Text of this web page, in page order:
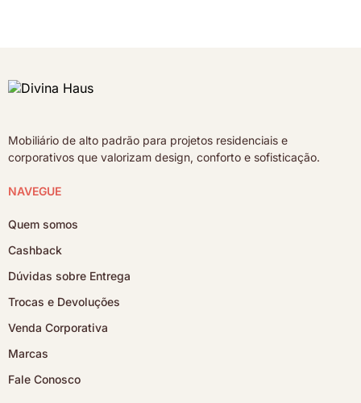
Mobiliário de alto padrão para projetos residenciais e
corporativos que valorizam design, conforto e sofisticação.
NAVEGUE
Quem somos
Cashback
Dúvidas sobre Entrega
Trocas e Devoluções
Venda Corporativa
Marcas
Fale Conosco